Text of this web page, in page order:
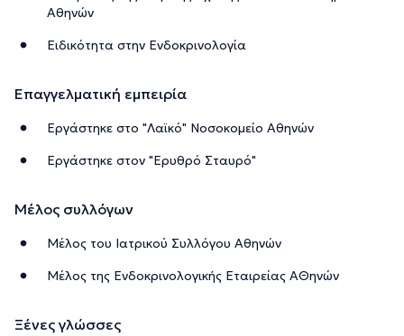
Αθηνών
Ειδικότητα στην Ενδοκρινολογία
Επαγγελματική εμπειρία
Εργάστηκε στο "Λαϊκό" Νοσοκομείο Αθηνών
Εργάστηκε στον "Ερυθρό Σταυρό"
Μέλος συλλόγων
Μέλος του Ιατρικού Συλλόγου Αθηνών
Μέλος της Ενδοκρινολογικής Εταιρείας ΑΘηνών
Ξένες γλώσσες